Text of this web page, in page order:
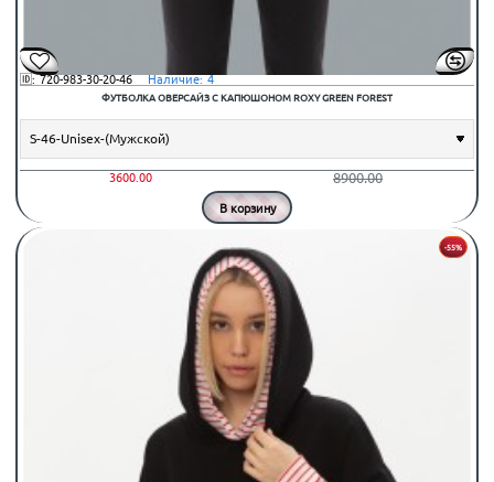
🆔: 720-983-30-20-46 ⠀Наличие: 4
ФУТБОЛКА ОВЕРСАЙЗ С КАПЮШОНОМ ROXY GREEN FOREST
3600.00 8900.00
В корзину
-55%